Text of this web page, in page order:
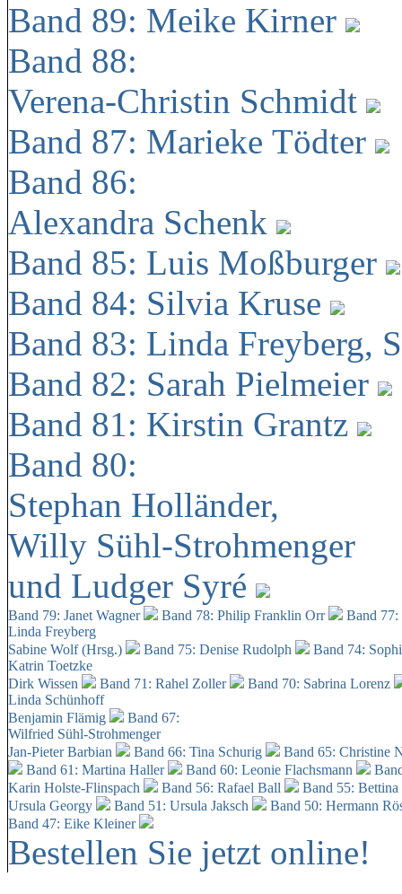
Band 89: Meike Kirner
Band 88:
Verena-Christin Schmidt
Band 87: Marieke Tödter
Band 86:
Alexandra Schenk
Band 85: Luis Moßburger
Band 84: Silvia Kruse
Band 83: Linda Freyberg,
Band 82: Sarah Pielmeier
Band 81: Kirstin Grantz
Band 80:
Stephan Holländer,
Willy Sühl-Strohmenger
und Ludger Syré
Band 79: Janet Wagner Band 78: Philip Franklin Orr
Band
Linda Freyberg
Sabine Wolf (Hrsg.)
Band 75: Denise Rudolph
Band 74:
Katrin Toetzke
Dirk Wissen
Band 71: Rahel Zoller
Band 70: Sabrina Lorenz
Linda Schünhoff
Benjamin Flämig
Band 67:
Wilfried Sühl-Strohmenger
Jan-Pieter Barbian
Band 66: Tina Schurig
Band 65: Christine
Band 61: Martina Haller
Band 60: Leonie Flachsmann
Karin Holste-Flinspach
Band 56: Rafael Ball
Band 55:
Ursula Georgy
Band 51: Ursula Jaksch Band 50: Hermann
Band 47: Eike Kleiner
Bestellen Sie jetzt online!